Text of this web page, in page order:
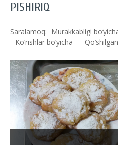
PISHIRIQ
Saralamoq:
Ko‘rishlar bo‘yicha